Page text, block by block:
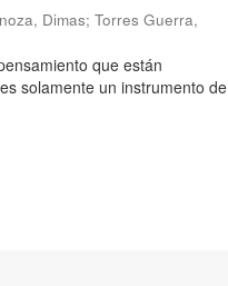
Dimas;Torres Guerra,
que están
solamente un instrumento de